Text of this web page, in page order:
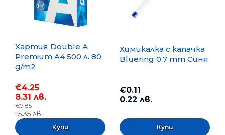
Хартия Double A
Premium A4 500 л. 80
g/m2
€4.25
8.31 лв.
€7.85
15.35 лв.
Химикалка с капачка
Bluering 0.7 mm Синя
€0.11
0.22 лв.